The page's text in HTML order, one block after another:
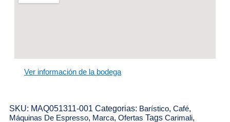
Ver información de la bodega
SKU: MAQ051311-001 Categorias: Barístico, Café,
Máquinas De Espresso, Marca, Ofertas Tags Carimali,